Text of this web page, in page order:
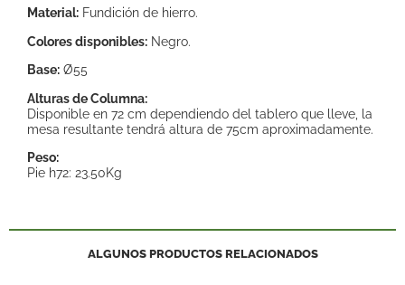
Material: Fundición de hierro.
Colores disponibles: Negro.
Base: Ø55
Alturas de Columna:
Disponible en 72 cm dependiendo del tablero que lleve, la
mesa resultante tendrá altura de 75cm aproximadamente.
Peso:
Pie h72: 23.50Kg
ALGUNOS PRODUCTOS RELACIONADOS